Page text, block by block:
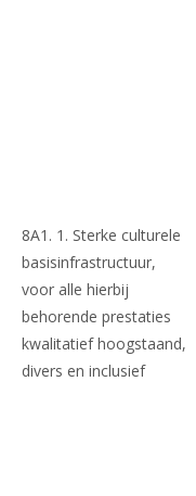
8A1. 1. Sterke culturele
basisinfrastructuur,
voor alle hierbij
behorende prestaties
kwalitatief hoogstaand,
divers en inclusief